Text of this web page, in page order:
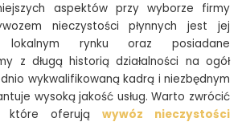
aspektów przy wyborze firmy
nieczystości płynnych jest jej
rynku oraz posiadane
z długą historią działalności na ogół
wykwalifikowaną kadrą i niezbędnym
wysoką jakość usług. Warto zwrócić
które oferują
wywóz nieczystości